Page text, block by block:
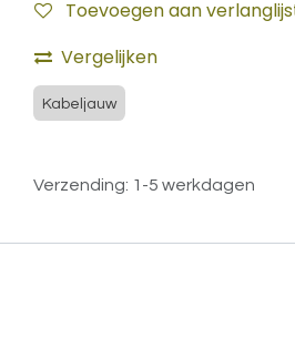
Toevoegen aan
Vergelijken
Kabeljauw
Verzending: 1-5 werkdagen